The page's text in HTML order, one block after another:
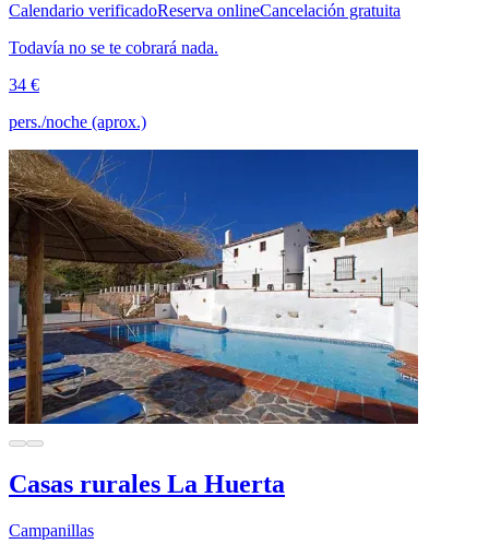
Calendario verificadoReserva onlineCancelación gratuita
Todavía no se te cobrará nada.
34 €
pers./noche (aprox.)
Casas rurales La Huerta
Campanillas